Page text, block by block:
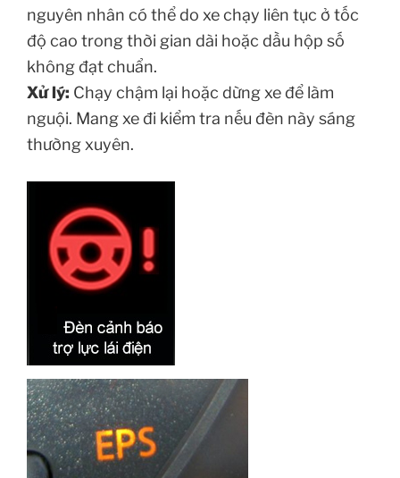
nguyên nhân có thể do xe chạy liên tục ở tốc
độ cao trong thời gian dài hoặc dầu hộp số
không đạt chuẩn.
Xử lý: Chạy chậm lại hoặc dừng xe để làm
nguội. Mang xe đi kiểm tra nếu đèn này sáng
thường xuyên.